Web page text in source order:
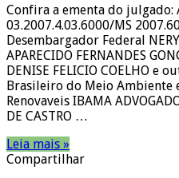
Confira a ementa do julgado:
03.2007.4.03.6000/MS
Desembargador Federal NERY
APARECIDO FERNANDES
DENISE FELICIO COELHO e
Brasileiro do Meio Ambiente
Renovaveis IBAMA
DE CASTRO …
Leia mais »
Compartilhar